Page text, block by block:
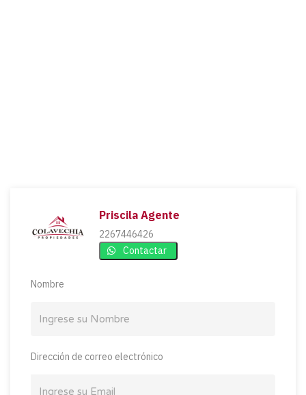
Priscila Agente
2267446426
Contactar
Nombre
Dirección de correo electrónico